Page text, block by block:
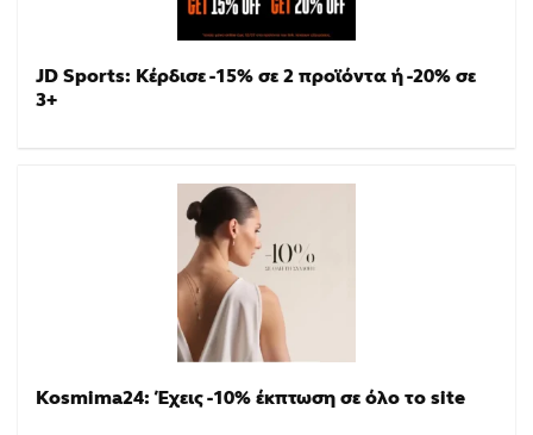
JD Sports: Κέρδισε -15% σε 2 προϊόντα ή -20% σε
3+
Kosmima24: Έχεις -10% έκπτωση σε όλο το site